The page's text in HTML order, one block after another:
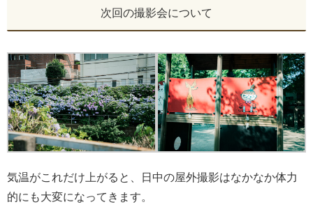
次回の撮影会について
気温がこれだけ上がると、日中の屋外撮影はなかなか体力
的にも大変になってきます。